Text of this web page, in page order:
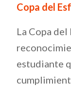
Copa del
La Copa
estudiante